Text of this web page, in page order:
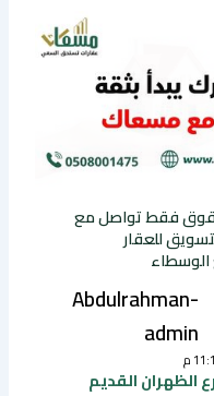
فقط تواصل مع
للعقار
Abdulrahman-
admin
م
الظهران القديم